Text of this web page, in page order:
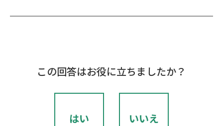
この回答はお役に立ちましたか？
はい いいえ